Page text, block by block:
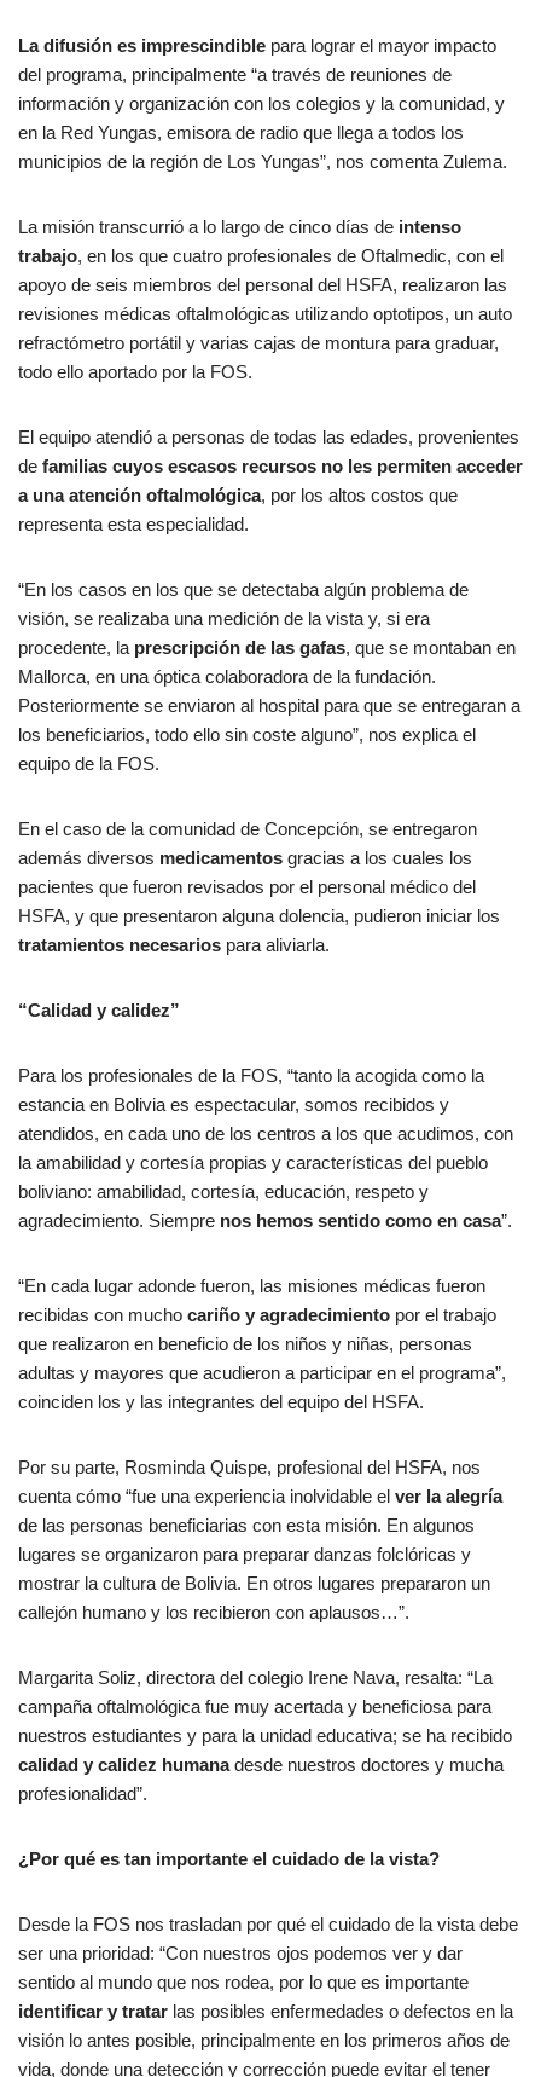
La difusión es imprescindible para lograr el mayor impacto
del programa, principalmente “a través de reuniones de
información y organización con los colegios y la comunidad, y
en la Red Yungas, emisora de radio que llega a todos los
municipios de la región de Los Yungas”, nos comenta Zulema.
La misión transcurrió a lo largo de cinco días de intenso
trabajo, en los que cuatro profesionales de Oftalmedic, con el
apoyo de seis miembros del personal del HSFA, realizaron las
revisiones médicas oftalmológicas utilizando optotipos, un auto
refractómetro portátil y varias cajas de montura para graduar,
todo ello aportado por la FOS.
El equipo atendió a personas de todas las edades, provenientes
de familias cuyos escasos recursos no les permiten acceder
a una atención oftalmológica, por los altos costos que
representa esta especialidad.
“En los casos en los que se detectaba algún problema de
visión, se realizaba una medición de la vista y, si era
procedente, la prescripción de las gafas, que se montaban en
Mallorca, en una óptica colaboradora de la fundación.
Posteriormente se enviaron al hospital para que se entregaran a
los beneficiarios, todo ello sin coste alguno”, nos explica el
equipo de la FOS.
En el caso de la comunidad de Concepción, se entregaron
además diversos medicamentos gracias a los cuales los
pacientes que fueron revisados por el personal médico del
HSFA, y que presentaron alguna dolencia, pudieron iniciar los
tratamientos necesarios para aliviarla.
“Calidad y calidez”
Para los profesionales de la FOS, “tanto la acogida como la
estancia en Bolivia es espectacular, somos recibidos y
atendidos, en cada uno de los centros a los que acudimos, con
la amabilidad y cortesía propias y características del pueblo
boliviano: amabilidad, cortesía, educación, respeto y
agradecimiento. Siempre nos hemos sentido como en casa”.
“En cada lugar adonde fueron, las misiones médicas fueron
recibidas con mucho cariño y agradecimiento por el trabajo
que realizaron en beneficio de los niños y niñas, personas
adultas y mayores que acudieron a participar en el programa”,
coinciden los y las integrantes del equipo del HSFA.
Por su parte, Rosminda Quispe, profesional del HSFA, nos
cuenta cómo “fue una experiencia inolvidable el ver la alegría
de las personas beneficiarias con esta misión. En algunos
lugares se organizaron para preparar danzas folclóricas y
mostrar la cultura de Bolivia. En otros lugares prepararon un
callejón humano y los recibieron con aplausos…”.
Margarita Soliz, directora del colegio Irene Nava, resalta: “La
campaña oftalmológica fue muy acertada y beneficiosa para
nuestros estudiantes y para la unidad educativa; se ha recibido
calidad y calidez humanadesde nuestros doctores y mucha
profesionalidad”.
¿Por qué es tan importante el cuidado de la vista?
Desde la FOS nos trasladan por qué el cuidado de la vista debe
ser una prioridad: “Con nuestros ojos podemos ver y dar
sentido al mundo que nos rodea, por lo que es importante
identificar y tratar las posibles enfermedades o defectos en la
visión lo antes posible, principalmente en los primeros años de
vida, donde una detección y corrección puede evitar el tener